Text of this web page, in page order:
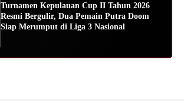
Turnamen Kepulauan Cup II Tahun 2026
Resmi Bergulir, Dua Pemain Putra Doom
Siap Merumput di Liga 3 Nasional